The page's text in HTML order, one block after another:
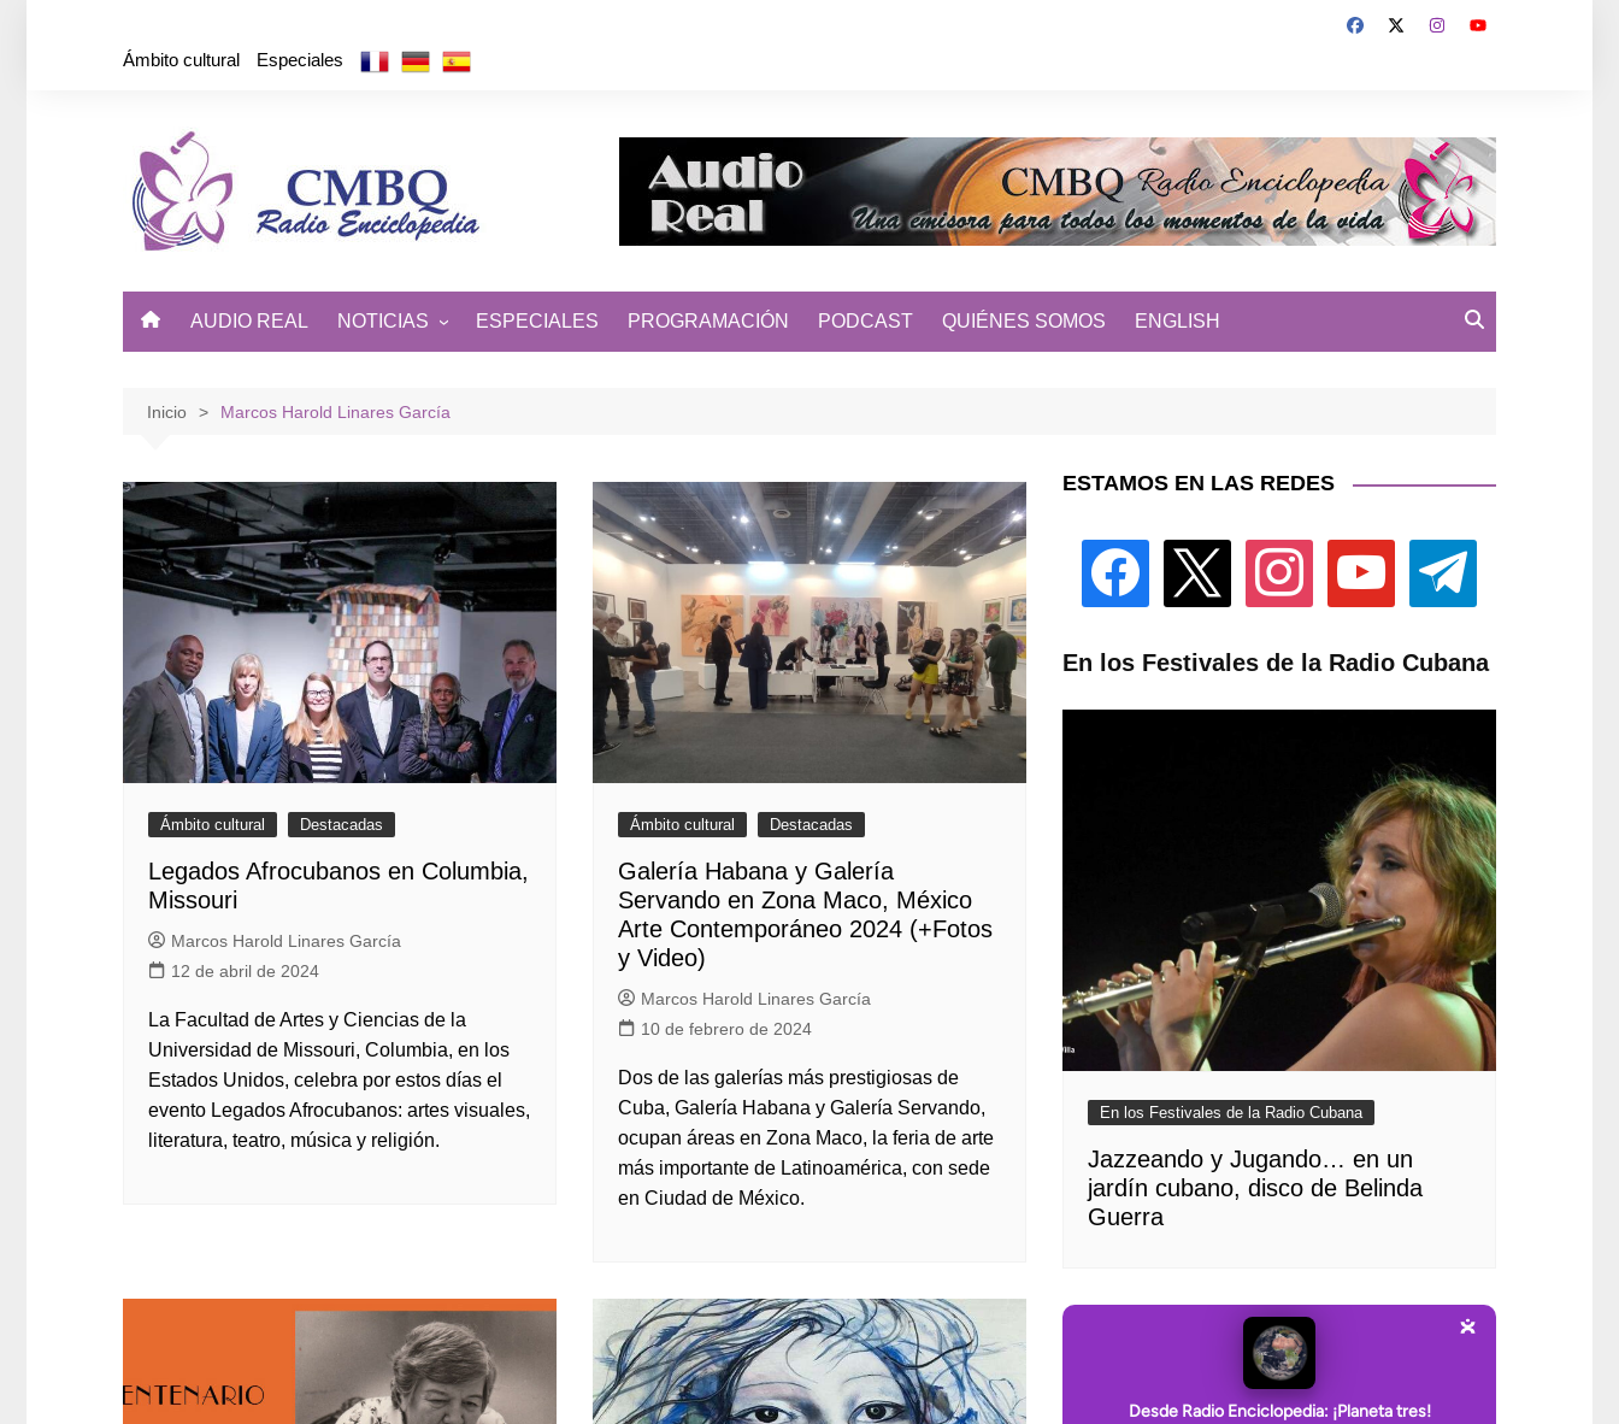
Ámbito cultural Especiales
AUDIO REAL NOTICIAS
DE CUBA Y EL MUNDO
ESPECIALES PROGRAMACIÓN PODCAST QUIÉNES SOMOS ENGLISH
Inicio Marcos Harold Linares García
Ámbito cultural Destacadas
Legados Afrocubanos en Columbia,
Missouri
Marcos Harold Linares García
12 de abril de 2024
La Facultad de Artes y Ciencias de la
Universidad de Missouri, Columbia, en los
Estados Unidos, celebra por estos días el
evento Legados Afrocubanos: artes visuales,
literatura, teatro, música y religión.
Ámbito cultural Destacadas
Galería Habana y Galería
Servando en Zona Maco, México
Arte Contemporáneo 2024 (+Fotos
y Video)
Marcos Harold Linares García
10 de febrero de 2024
Dos de las galerías más prestigiosas de
Cuba, Galería Habana y Galería Servando,
ocupan áreas en Zona Maco, la feria de arte
más importante de Latinoamérica, con sede
en Ciudad de México.
ESTAMOS EN LAS REDES
facebook instagram youtube telegram
En los Festivales de la Radio Cubana
En los Festivales de la Radio Cubana
Jazzeando y Jugando… en un
jardín cubano, disco de Belinda
Guerra